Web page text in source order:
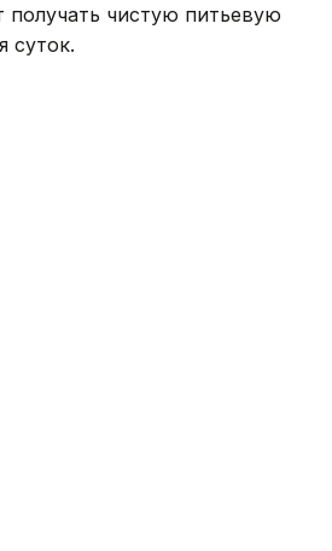
получать чистую питьевую
суток.